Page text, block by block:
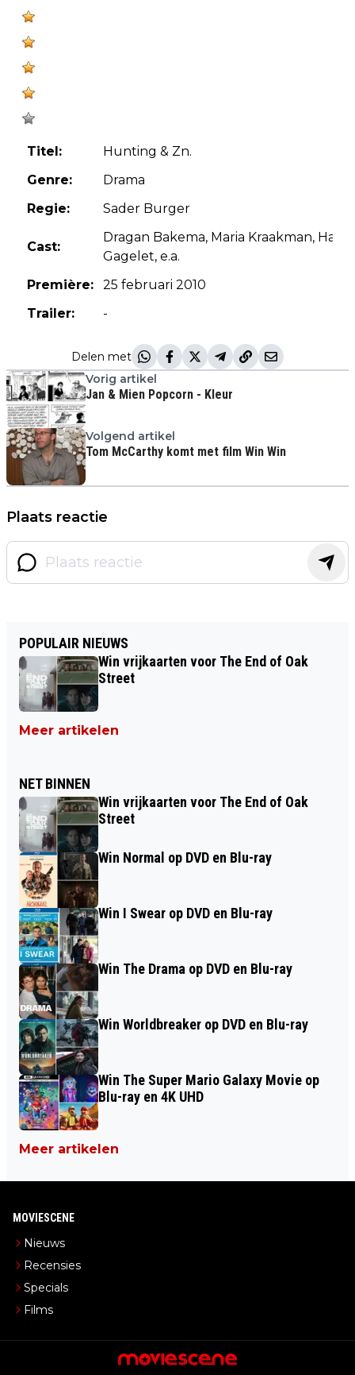
Titel:
Hunting & Zn.
Genre:
Drama
Regie:
Sader Burger
Cast:
Dragan Bakema, Maria Kraakman, Hans
Gagelet, e.a.
Première:
25 februari 2010
Trailer:
-
Delen met
Vorig artikel
Jan & Mien Popcorn - Kleur
Volgend artikel
Tom McCarthy komt met film Win Win
Plaats reactie
POPULAIR NIEUWS
Win vrijkaarten voor The End of Oak
Street
Meer artikelen
NET BINNEN
Win vrijkaarten voor The End of Oak
Street
Win Normal op DVD en Blu-ray
Win I Swear op DVD en Blu-ray
Win The Drama op DVD en Blu-ray
Win Worldbreaker op DVD en Blu-ray
Win The Super Mario Galaxy Movie op
Blu-ray en 4K UHD
Meer artikelen
MOVIESCENE
Nieuws
Recensies
Specials
Films